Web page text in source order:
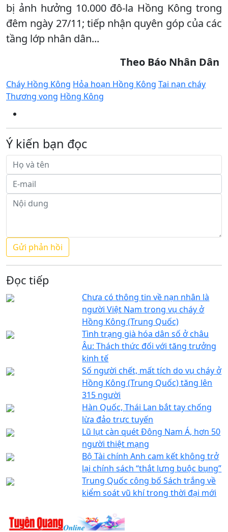
bị ảnh hưởng 10.000 đô-la Hồng Kông trong
đêm ngày 27/11; tiếp nhận quyên góp của các
tầng lớp nhân dân...
Theo Báo Nhân Dân
Cháy Hồng Kông Hỏa hoạn Hồng Kông Tai nạn cháy
Thương vong Hồng Kông
Ý kiến bạn đọc
Đọc tiếp
Chưa có thông tin về nạn nhân là
người Việt Nam trong vụ cháy ở
Hồng Kông (Trung Quốc)
Tình trạng già hóa dân số ở châu
Âu: Thách thức đối với tăng trưởng
kinh tế
Số người chết, mất tích do vụ cháy ở
Hồng Kông (Trung Quốc) tăng lên
315 người
Hàn Quốc, Thái Lan bắt tay chống
lừa đảo trực tuyến
Lũ lụt càn quét Đông Nam Á, hơn 50
người thiệt mạng
Bộ Tài chính Anh cam kết không trở
lại chính sách “thắt lưng buộc bụng”
Trung Quốc công bố Sách trắng về
kiểm soát vũ khí trong thời đại mới